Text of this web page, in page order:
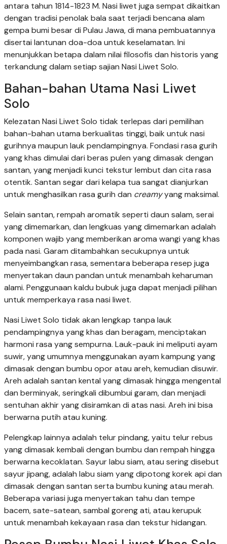
antara tahun 1814-1823 M. Nasi liwet juga sempat dikaitkan
dengan tradisi penolak bala saat terjadi bencana alam
gempa bumi besar di Pulau Jawa, di mana pembuatannya
disertai lantunan doa-doa untuk keselamatan. Ini
menunjukkan betapa dalam nilai filosofis dan historis yang
terkandung dalam setiap sajian Nasi Liwet Solo.
Bahan-bahan Utama Nasi Liwet
Solo
Kelezatan Nasi Liwet Solo tidak terlepas dari pemilihan
bahan-bahan utama berkualitas tinggi, baik untuk nasi
gurihnya maupun lauk pendampingnya. Fondasi rasa gurih
yang khas dimulai dari beras pulen yang dimasak dengan
santan, yang menjadi kunci tekstur lembut dan cita rasa
otentik. Santan segar dari kelapa tua sangat dianjurkan
untuk menghasilkan rasa gurih dan creamyyang maksimal.
Selain santan, rempah aromatik seperti daun salam, serai
yang dimemarkan, dan lengkuas yang dimemarkan adalah
komponen wajib yang memberikan aroma wangi yang khas
pada nasi. Garam ditambahkan secukupnya untuk
menyeimbangkan rasa, sementara beberapa resep juga
menyertakan daun pandan untuk menambah keharuman
alami. Penggunaan kaldu bubuk juga dapat menjadi pilihan
untuk memperkaya rasa nasi liwet.
Nasi Liwet Solo tidak akan lengkap tanpa lauk
pendampingnya yang khas dan beragam, menciptakan
harmoni rasa yang sempurna. Lauk-pauk ini meliputi ayam
suwir, yang umumnya menggunakan ayam kampung yang
dimasak dengan bumbu opor atau areh, kemudian disuwir.
Areh adalah santan kental yang dimasak hingga mengental
dan berminyak, seringkali dibumbui garam, dan menjadi
sentuhan akhir yang disiramkan di atas nasi. Areh ini bisa
berwarna putih atau kuning.
Pelengkap lainnya adalah telur pindang, yaitu telur rebus
yang dimasak kembali dengan bumbu dan rempah hingga
berwarna kecoklatan. Sayur labu siam, atau sering disebut
sayur jipang, adalah labu siam yang dipotong korek api dan
dimasak dengan santan serta bumbu kuning atau merah.
Beberapa variasi juga menyertakan tahu dan tempe
bacem, sate-satean, sambal goreng ati, atau kerupuk
untuk menambah kekayaan rasa dan tekstur hidangan.